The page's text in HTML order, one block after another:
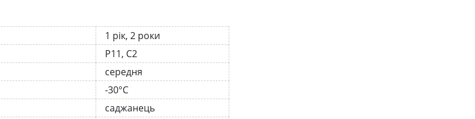
1 рік, 2 роки
Р11, С2
середня
-30°C
саджанець